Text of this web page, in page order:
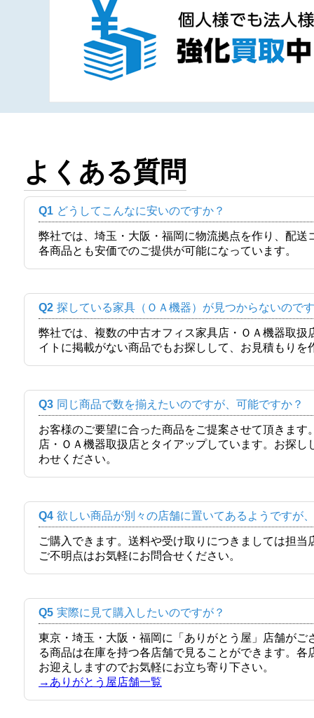
よくある質問
Q1 どうしてこんなに安いのですか？
弊社では、埼玉・大阪・福岡に物流拠点を作り、配
各商品とも安価でのご提供が可能になっています。
Q2 探している家具（ＯＡ機器）が見つからないので
弊社では、複数の中古オフィス家具店・ＯＡ機器取
イトに掲載がない商品でもお探しして、お見積もりを
Q3 同じ商品で数を揃えたいのですが、可能ですか？
お客様のご要望に合った商品をご提案させて頂きま
店・ＯＡ機器取扱店とタイアップしています。お探
わせください。
Q4 欲しい商品が別々の店舗に置いてあるようですが
ご購入できます。送料や受け取りにつきましては担
ご不明点はお気軽にお問合せください。
Q5 実際に見て購入したいのですが？
東京・埼玉・大阪・福岡に「ありがとう屋」店舗が
る商品は在庫を持つ各店舗で見ることができます。
お迎えしますのでお気軽にお立ち寄り下さい。
→ありがとう屋店舗一覧